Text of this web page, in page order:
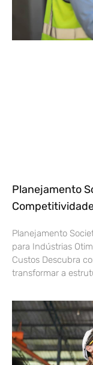
Planejamento
Planejamento
para Indústrias
Custos Descubra
transformar a